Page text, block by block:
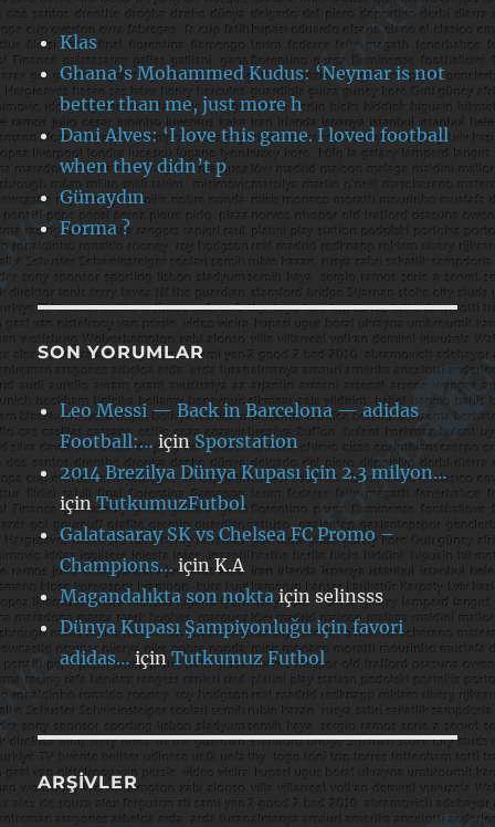
Klas
Ghana’s Mohammed Kudus: ‘Neymar is not
better than me, just more h
Dani Alves: ‘I love this game. I loved football
when they didn’t p
Günaydın
Forma ?
SON YORUMLAR
Leo Messi — Back in Barcelona — adidas
Football:… içinSporstation
2014 Brezilya Dünya Kupası için 2.3 milyon…
içinTutkumuzFutbol
Galatasaray SK vs Chelsea FC Promo –
Champions… içinK.A
Magandalıkta son nokta içinselinsss
Dünya Kupası Şampiyonluğu için favori
adidas… içinTutkumuz Futbol
ARŞIVLER